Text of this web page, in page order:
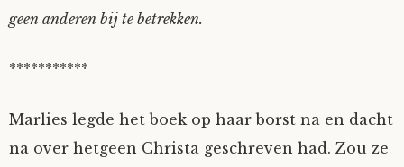
geen anderen bij te betrekken.
***********
Marlies legde het boek op haar borst na en dacht
na over hetgeen Christa geschreven had. Zou ze